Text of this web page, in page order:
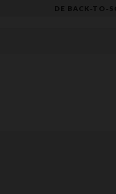
DE BACK-TO-